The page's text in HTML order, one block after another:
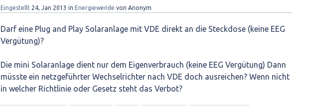
Eingestellt 24, Jan 2013 in Energiewende von Anonym
Darf eine Plug and Play Solaranlage mit VDE direkt an die Steckdose (keine EEG
Vergütung)?
Die mini Solaranlage dient nur dem Eigenverbrauch (keine EEG Vergütung) Dann
müsste ein netzgeführter Wechselrichter nach VDE doch ausreichen? Wenn nicht
in welcher Richtlinie oder Gesetz steht das Verbot?